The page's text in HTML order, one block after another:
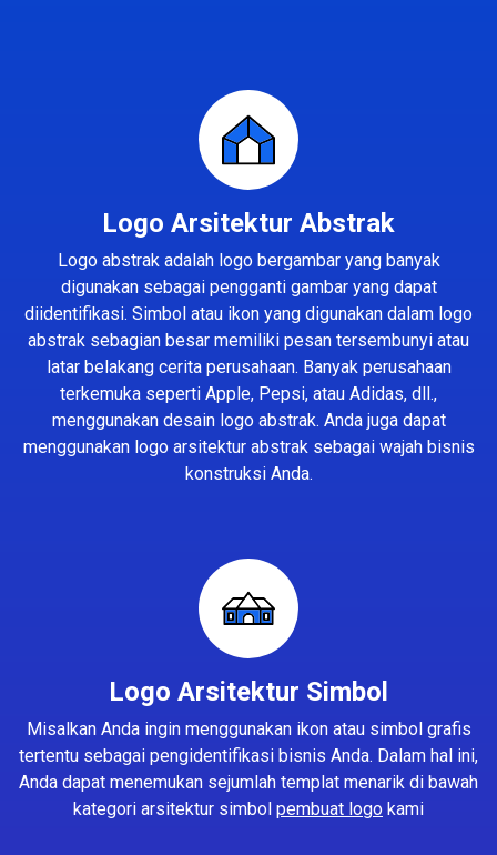
Logo Arsitektur Abstrak
Logo abstrak adalah logo bergambar yang banyak
digunakan sebagai pengganti gambar yang dapat
diidentifikasi. Simbol atau ikon yang digunakan dalam logo
abstrak sebagian besar memiliki pesan tersembunyi atau
latar belakang cerita perusahaan. Banyak perusahaan
terkemuka seperti Apple, Pepsi, atau Adidas, dll.,
menggunakan desain logo abstrak. Anda juga dapat
menggunakan logo arsitektur abstrak sebagai wajah bisnis
konstruksi Anda.
Logo Arsitektur Simbol
Misalkan Anda ingin menggunakan ikon atau simbol grafis
tertentu sebagai pengidentifikasi bisnis Anda. Dalam hal ini,
Anda dapat menemukan sejumlah templat menarik di bawah
kategori arsitektur simbol pembuat logo kami